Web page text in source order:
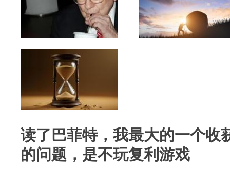
读了巴菲特，我最大的一个收
的问题，是不玩复利游戏